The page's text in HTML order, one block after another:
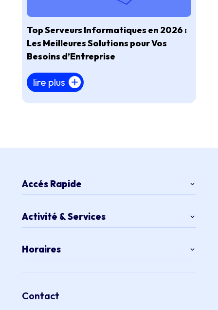
Top Serveurs Informatiques en 2026 :
Les Meilleures Solutions pour Vos
Besoins d’Entreprise
lire plus
Accés Rapide
Activité & Services
Horaires
Contact